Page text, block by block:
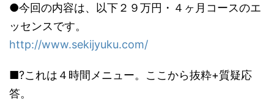
●今回の内容は、以下２９万円・４ヶ月コースのエ
ッセンスです。
http://www.sekijyuku.com/
■?これは４時間メニュー。ここから抜粋+質疑応
答。